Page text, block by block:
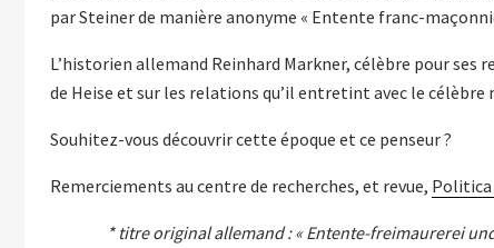
par Steiner de manière anonyme « Entente franc-
L’historien allemand Reinhard Markner, célèbre pour ses
de Heise et sur les relations qu’il entretint avec le célèbre
Souhitez-vous découvrir cette époque et ce penseur ?
Remerciements au centre de recherches, et revue,
* titre original allemand : « Entente-freimaurerei